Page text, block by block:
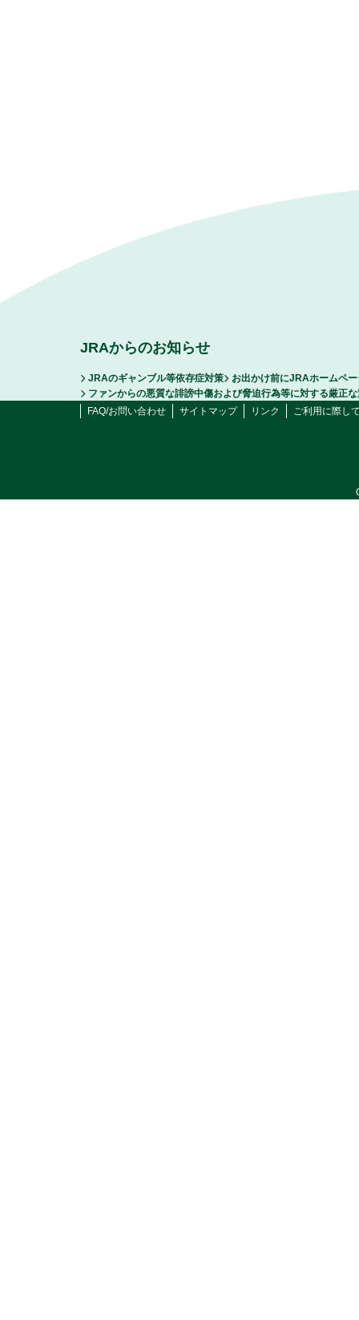
JRAからのお知らせ
JRAのギャンブル等依存症対策
お出かけ前にJRAホームペ
ファンからの悪質な誹謗中傷および脅迫行為等に対する厳正
FAQ/お問い合わせ
サイトマップ リンク ご利用に際し